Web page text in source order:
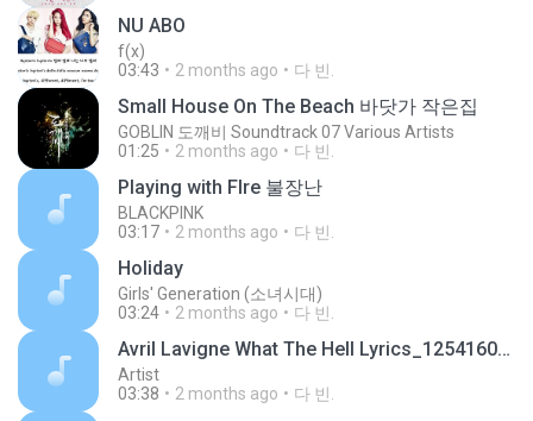
NU ABO
f(x)
03:43
2 months ago 다 빈.
Small House On The Beach 바닷가 작은집
GOBLIN 도깨비 Soundtrack 07 Various Artists
01:25
2 months ago 다 빈.
Playing with FIre 불장난
BLACKPINK
03:17
2 months ago 다 빈.
Holiday
Girls' Generation (소녀시대)
03:24
2 months ago 다 빈.
Avril Lavigne What The Hell Lyrics_125416071
Artist
03:38
2 months ago 다 빈.